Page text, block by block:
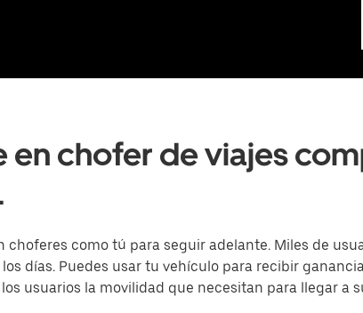
en chofer de viajes
choferes como tú para seguir adelante. Miles de
días. Puedes usar tu vehículo para recibir
usuarios la movilidad que necesitan para llegar a